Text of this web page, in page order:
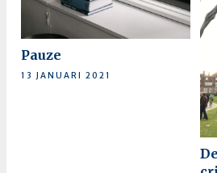
Pauze
13 JANUARI 2021